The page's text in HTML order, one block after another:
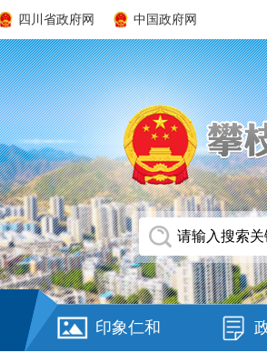
四川省政府网 中国政府网
印象仁和